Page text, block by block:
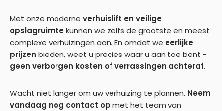
Met onze moderne verhuislift en veilige
opslagruimtekunnen we zelfs de grootste en meest
complexe verhuizingen aan. En omdat we eerlijke
prijzen bieden, weet u precies waar u aan toe bent -
geen verborgen kosten of verrassingen achteraf.
Wacht niet langer om uw verhuizing te plannen. Neem
vandaag nog contact op met het team van